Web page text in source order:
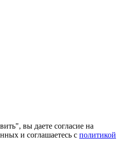
вы даете согласие на
и соглашаетесь c политикой